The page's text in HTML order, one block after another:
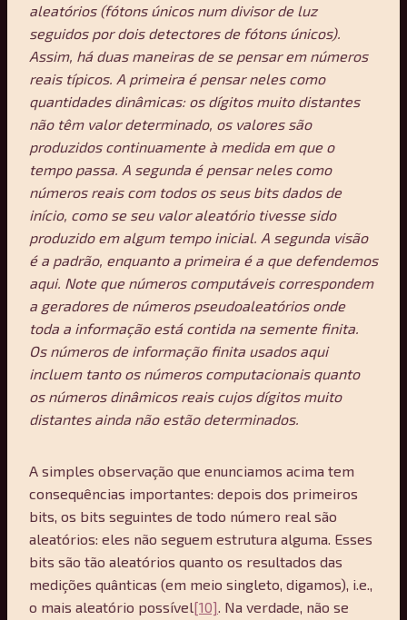
aleatórios (fótons únicos num divisor de luz
seguidos por dois detectores de fótons únicos).
Assim, há duas maneiras de se pensar em números
reais típicos. A primeira é pensar neles como
quantidades dinâmicas: os dígitos muito distantes
não têm valor determinado, os valores são
produzidos continuamente à medida em que o
tempo passa. A segunda é pensar neles como
números reais com todos os seus bits dados de
início, como se seu valor aleatório tivesse sido
produzido em algum tempo inicial. A segunda visão
é a padrão, enquanto a primeira é a que defendemos
aqui. Note que números computáveis correspondem
a geradores de números pseudoaleatórios onde
toda a informação está contida na semente finita.
Os números de informação finita usados aqui
incluem tanto os números computacionais quanto
os números dinâmicos reais cujos dígitos muito
distantes ainda não estão determinados.
A simples observação que enunciamos acima tem
consequências importantes: depois dos primeiros
bits, os bits seguintes de todo número real são
aleatórios: eles não seguem estrutura alguma. Esses
bits são tão aleatórios quanto os resultados das
medições quânticas (em meio singleto, digamos), i.e.,
o mais aleatório possível[10] . Na verdade, não se